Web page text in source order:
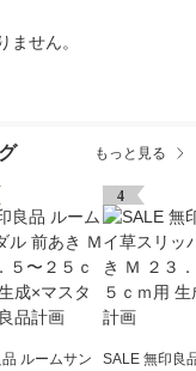
ません。
もっと見る
ルームサン
4
SALE 無印良